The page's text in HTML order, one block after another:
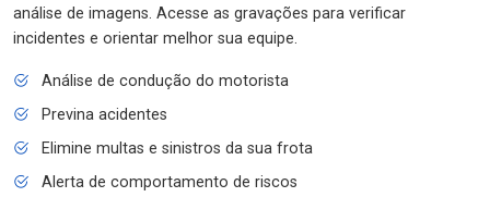
análise de imagens. Acesse as gravações para verificar
incidentes e orientar melhor sua equipe.
Análise de condução do motorista
Previna acidentes
Elimine multas e sinistros da sua frota
Alerta de comportamento de riscos